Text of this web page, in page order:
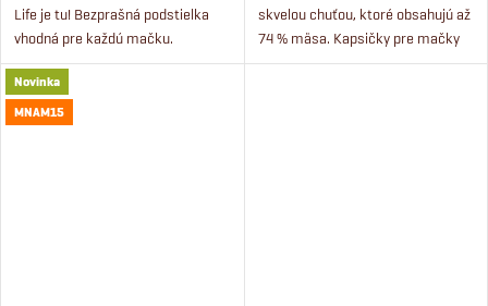
Life je tu! Bezprašná podstielka
vhodná pre každú mačku.
Vysokokvalitná bentonitová
hrudkujúca podstielka pohlcujúca
nepríjemné pachy.
skvelou chuťou, ktoré obsahujú až
74 % mäsa. Kapsičky pre mačky
sú doplnené taurínom pre dobrý
Novinka
MNAM15